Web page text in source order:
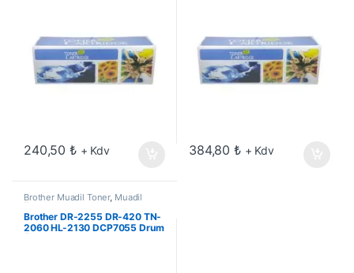
240,50₺ + Kdv 384,80₺ + Kdv
Brother Muadil Toner, Muadil
Brother DR-2255 DR-420 TN-
2060 HL-2130 DCP7055 Drum